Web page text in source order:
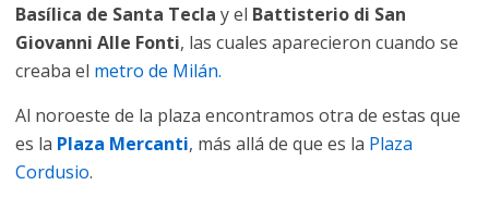
Basílica de Santa Tecla y el Battisterio di San
Giovanni Alle Fonti, las cuales aparecieron cuando se
creaba el metro de Milán.
Al noroeste de la plaza encontramos otra de estas que
es la Plaza Mercanti, más allá de que es la Plaza
Cordusio.